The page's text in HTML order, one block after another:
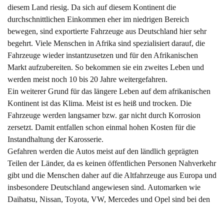
diesem Land riesig. Da sich auf diesem Kontinent die
durchschnittlichen Einkommen eher im niedrigen Bereich
bewegen, sind exportierte Fahrzeuge aus Deutschland hier sehr
begehrt. Viele Menschen in Afrika sind spezialisiert darauf, die
Fahrzeuge wieder instantzusetzen und für den Afrikanischen
Markt aufzubereiten. So bekommen sie ein zweites Leben und
werden meist noch 10 bis 20 Jahre weitergefahren.
Ein weiterer Grund für das längere Leben auf dem afrikanischen
Kontinent ist das Klima. Meist ist es heiß und trocken. Die
Fahrzeuge werden langsamer bzw. gar nicht durch Korrosion
zersetzt. Damit entfallen schon einmal hohen Kosten für die
Instandhaltung der Karosserie.
Gefahren werden die Autos meist auf den ländlich geprägten
Teilen der Länder, da es keinen öffentlichen Personen Nahverkehr
gibt und die Menschen daher auf die Altfahrzeuge aus Europa und
insbesondere Deutschland angewiesen sind. Automarken wie
Daihatsu, Nissan, Toyota, VW, Mercedes und Opel sind bei den